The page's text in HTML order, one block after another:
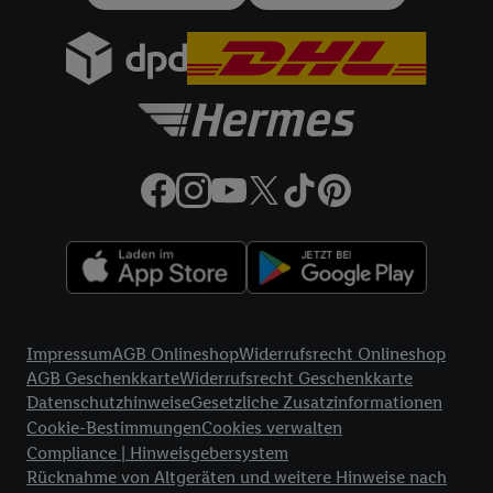
ImpressumAGB OnlineshopWiderrufsrecht Onlineshop
AGB GeschenkkarteWiderrufsrecht Geschenkkarte
DatenschutzhinweiseGesetzliche Zusatzinformationen
Cookie-BestimmungenCookies verwalten
Compliance | Hinweisgebersystem
Rücknahme von Altgeräten und weitere Hinweise nach
Zudem erlauben Sie uns, der Utiq SA/NV („Utiq“) und
IhremTelekommunikationsnetzbetreiber, die Utiq-Technologie
in den Lidl-Diensten einzusetzen. Utiq prüft zunächst anhand
Ihrer IP-Adresse, ob die Technologie für Sie verfügbar ist.
Netzbetreiber weiter, der anhand der IP-Adresse und einer
Kundenkonto-Referenz, wie z.B. Ihrer Mobilfunknummer, eine
verwenden, um Sie wiederzuerkennen und Erkenntnisse über
Ihr Nutzungsverhalten in den Lidl-Diensten zu erfassen.
werden, damit wir Ihnen dort personalisierte Werbung
ausspielen können. Sie können Ihre Einwilligung speziell zur
Nutzung der Utiq-Technologie - zusätzlich zur weiter unten
erläuterten Möglichkeit, Ihre Einwilligung generell zu
widerrufen - jederzeit auch überdas Datenschutzportal von